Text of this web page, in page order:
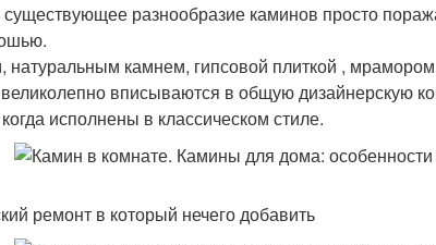
разнообразие каминов просто
камнем, гипсовой плиткой ,
вписываются в общую дизайнерскую
исполнены в классическом стиле.
ремонт в который нечего добавить